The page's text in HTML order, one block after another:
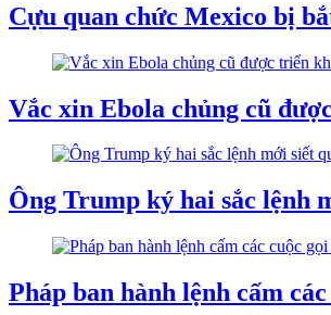
Cựu quan chức Mexico bị
Vắc xin Ebola chủng cũ
Ông Trump ký hai sắc lệnh
Pháp ban hành lệnh cấm